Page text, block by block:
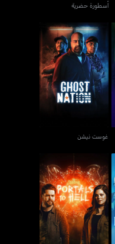
أسطورة حضرية
غوست نيشن
غوست نيشن
بورتالز تو هيل